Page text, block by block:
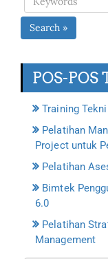
Search »
POS-POS
Training
Pelatihan
Project untuk
Pelatihan
Bimtek
6.0
Pelatihan
Management